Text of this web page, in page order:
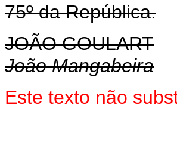
75º da República.
JOÃO GOULART
João Mangabeira
Este texto não